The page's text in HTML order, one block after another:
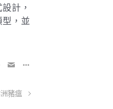
計，
，並
豬瘟